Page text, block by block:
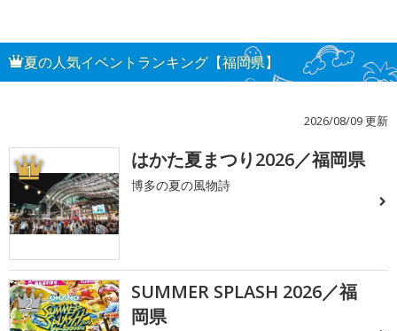
夏の人気イベントランキング【福岡県】
2026/08/09 更新
1 はかた夏まつり2026／福岡県
博多の夏の風物詩
2
SUMMER SPLASH 2026／福
岡県